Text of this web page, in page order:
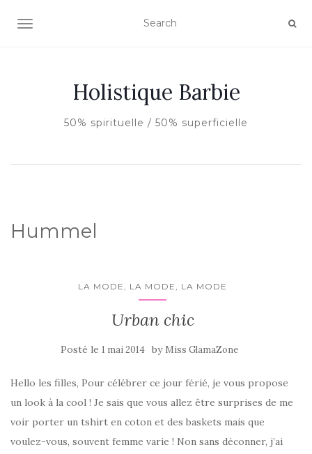
AFFICHER/MASQUER LA NAVIGATION
Holistique Barbie
50% spirituelle / 50% superficielle
Hummel
LA MODE, LA MODE, LA MODE
Urban chic
Posté le 1 mai 2014 by Miss GlamaZone
Hello les filles, Pour célébrer ce jour férié, je vous propose
un look à la cool ! Je sais que vous allez être surprises de me
voir porter un tshirt en coton et des baskets mais que
voulez-vous, souvent femme varie ! Non sans déconner, j’ai